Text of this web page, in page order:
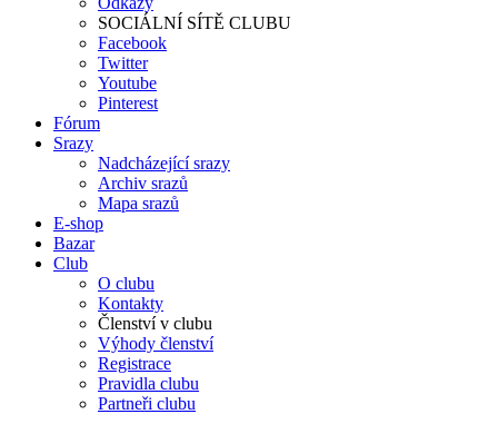
SOCIÁLNÍ SÍTĚ CLUBU
Facebook
Twitter
Youtube
Pinterest
Fórum
Srazy
Nadcházející srazy
Archiv srazů
Mapa srazů
E-shop
Bazar
Club
O clubu
Kontakty
Členství v clubu
Výhody členství
Registrace
Pravidla clubu
Partneři clubu